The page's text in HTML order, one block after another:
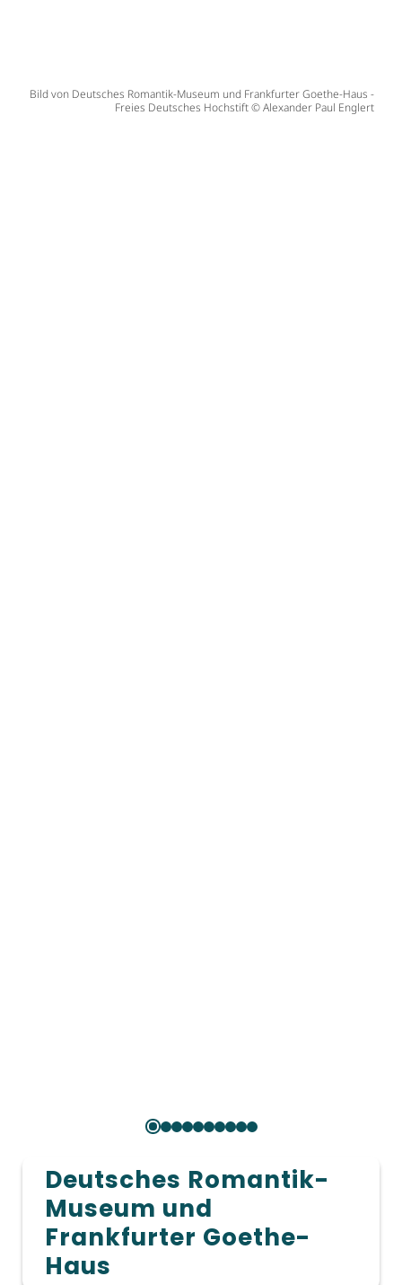
Deutsches Romantik-
Museum und
Frankfurter Goethe-
Haus
Bild von Deutsches Romantik-Museum und Frankfurter Goethe-Haus -
Freies Deutsches Hochstift © Alexander Paul Englert